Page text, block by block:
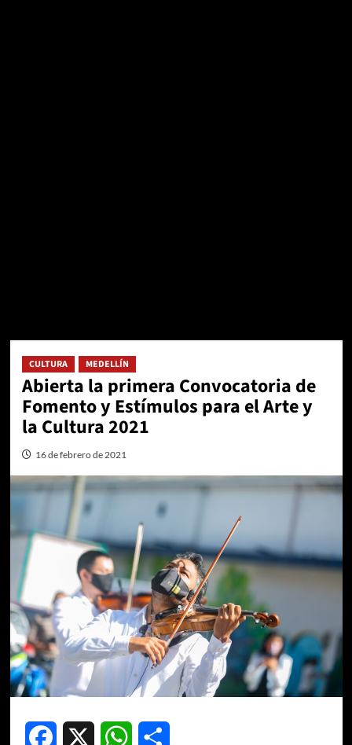
CULTURA MEDELLÍN
Abierta la primera Convocatoria de
Fomento y Estímulos para el Arte y
la Cultura 2021
16 de febrero de 2021
Facebook WhatsApp